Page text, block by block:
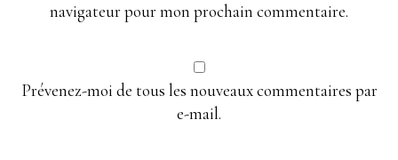
navigateur pour mon prochain commentaire.
Prévenez-moi de tous les nouveaux commentaires par
e-mail.